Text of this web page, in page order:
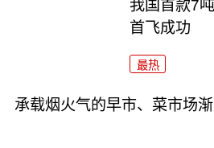
我国首款7
首飞成功
最热
承载烟火气的早市、菜市场